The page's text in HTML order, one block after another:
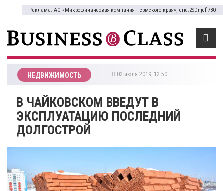
Реклама: АО «Микрофинансовая компания Пермского края», erid:2SDnjcfi73Q
НЕДВИЖИМОСТЬ 02 июля 2019, 12:50
В ЧАЙКОВСКОМ ВВЕДУТ В
ЭКСПЛУАТАЦИЮ ПОСЛЕДНИЙ
ДОЛГОСТРОЙ